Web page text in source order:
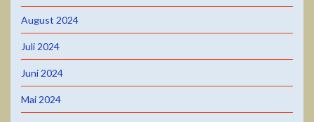
August 2024
Juli 2024
Juni 2024
Mai 2024